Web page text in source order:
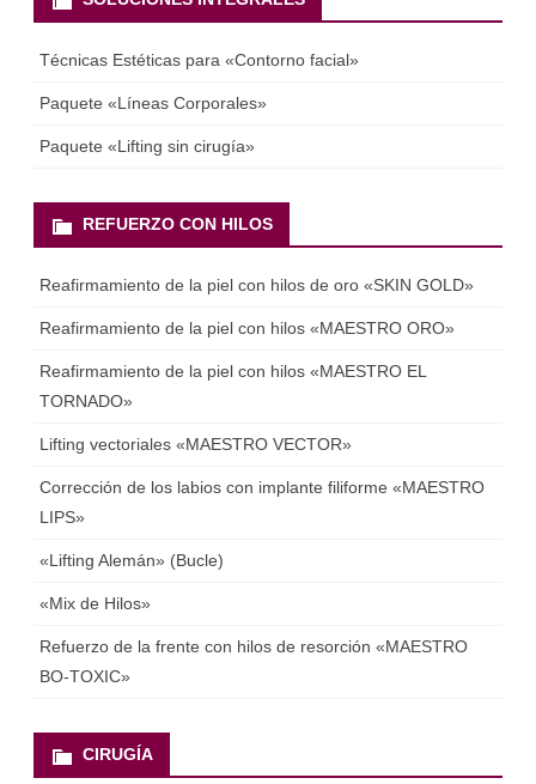
Técnicas Estéticas para «Contorno facial»
Paquete «Líneas Corporales»
Paquete «Lifting sin cirugía»
REFUERZO CON HILOS
Reafirmamiento de la piel con hilos de oro «SKIN GOLD»
Reafirmamiento de la piel con hilos «MAESTRO ORO»
Reafirmamiento de la piel con hilos «MAESTRO EL
TORNADO»
Lifting vectoriales «MAESTRO VECTOR»
Corrección de los labios con implante filiforme «MAESTRO
LIPS»
«Lifting Alemán» (Bucle)
«Mix de Hilos»
Refuerzo de la frente con hilos de resorción «MAESTRO
BO-TOXIC»
CIRUGÍA